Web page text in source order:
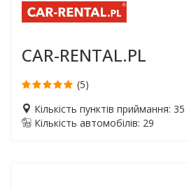
CAR-RENTAL.PL
(5)
Кількість пунктів приймання: 35
Кількість автомобілів: 29